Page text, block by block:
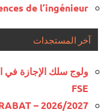
de l’ingénieur
آخر المستجدات
FSE
– 2026/2027